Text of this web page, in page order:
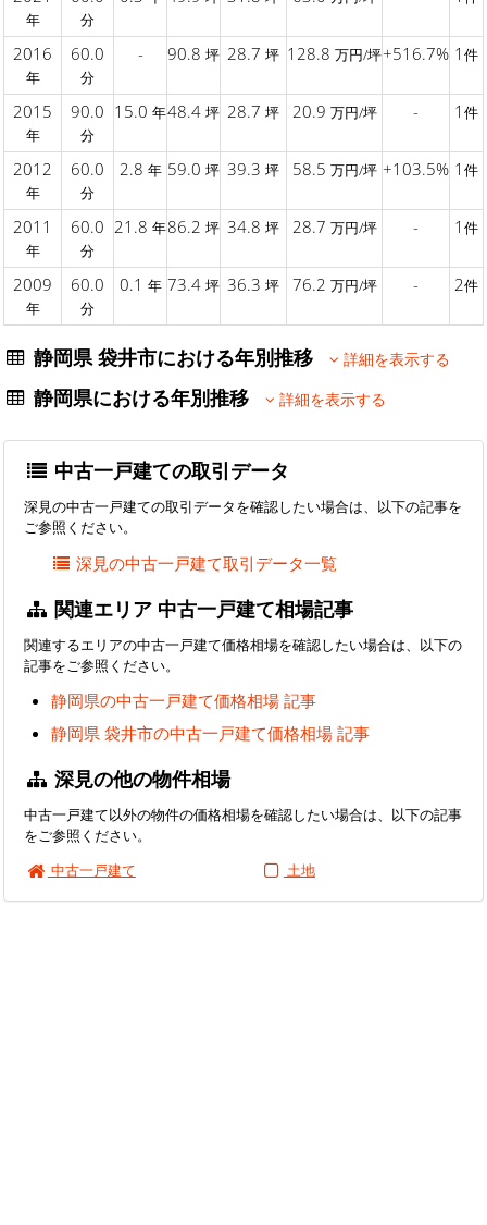
年 分
2016
年
60.0
分
- 90.8 坪 28.7 坪 128.8 万円/坪+516.7% 1 件
2015
年
90.0
分
15.0 年48.4 坪 28.7 坪 20.9 万円/坪 - 1 件
2012
年
60.0
分
2.8 年 59.0 坪 39.3 坪 58.5 万円/坪 +103.5% 1 件
2011
年
60.0
分
21.8 年86.2 坪 34.8 坪 28.7 万円/坪 - 1 件
2009
年
60.0
分
0.1 年 73.4 坪 36.3 坪 76.2 万円/坪 - 2件
静岡県 袋井市における年別推移 詳細を表示する
静岡県における年別推移 詳細を表示する
中古一戸建ての取引データ
深見の中古一戸建ての取引データを確認したい場合は、以下の記事を
ご参照ください。
深見の中古一戸建て取引データ一覧
関連エリア 中古一戸建て相場記事
関連するエリアの中古一戸建て価格相場を確認したい場合は、以下の
記事をご参照ください。
静岡県の中古一戸建て価格相場 記事
静岡県 袋井市の中古一戸建て価格相場 記事
深見の他の物件相場
中古一戸建て以外の物件の価格相場を確認したい場合は、以下の記事
をご参照ください。
中古一戸建て
土地